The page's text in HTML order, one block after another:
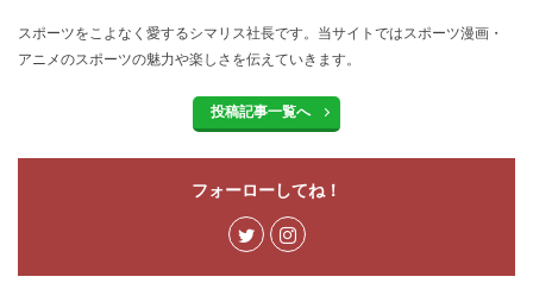
スポーツをこよなく愛するシマリス社長です。当サイトではスポーツ漫画・
アニメのスポーツの魅力や楽しさを伝えていきます。
投稿記事一覧へ
フォーローしてね！